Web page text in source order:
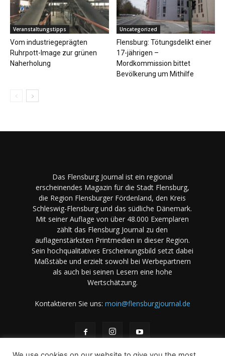
Veranstaltungstipps
Vom industriegeprägten
Ruhrpott-Image zur grünen
Naherholung
Uncategorized
Flensburg: Tötungsdelikt einer
17-jährigen –
Mordkommission bittet
Bevölkerung um Mithilfe
Das Flensburg Journal ist ein regional
erscheinendes Magazin für die Stadt Flensburg,
die Region Flensburger Fördenland, den Kreis
Schleswig-Flensburg und das südliche Dänemark.
Mit seiner Auflage von über 48.000 Exemplaren
zählt das Flensburg Journal zu den
auflagenstärksten Printmedien in dieser Region.
Sein hochqualitatives Erscheinungsbild setzt dabei
Maßstäbe und erzielt sowohl bei Werbepartnern
als auch bei seinen Lesern eine hohe
Wertschätzung.
Kontaktieren Sie uns: moin@flensburgjournal.de